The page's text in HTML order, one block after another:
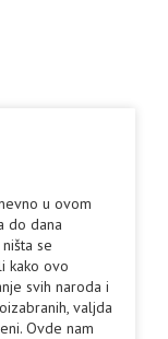
u ovom
do dana
se
kako ovo
svih naroda i
valjda
Ovde nam